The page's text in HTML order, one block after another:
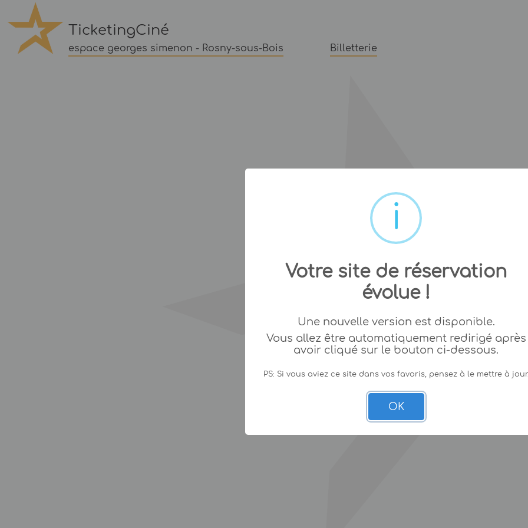
TicketingCiné
espace georges simenon - Rosny-sous-Bois Billetterie
Votre site de réservation
évolue !
Une nouvelle version est disponible.
Vous allez être automatiquement redirigé après
avoir cliqué sur le bouton ci-dessous.
PS: Si vous aviez ce site dans vos favoris, pensez à le mettre à
OK